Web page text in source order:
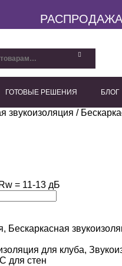
ГОТОВЫЕ РЕШЕНИЯ БЛОГ
звукоизоляция /
= 11-13 дБ
, Бескаркасная
для клуба,
для стен